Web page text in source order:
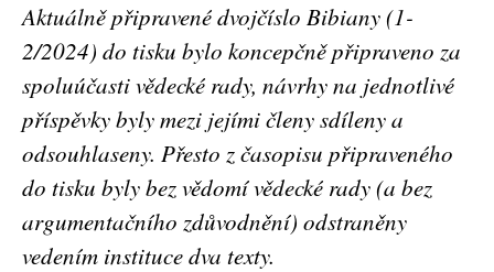
Aktuálně připravené dvojčíslo Bibiany (1-
2/2024) do tisku bylo koncepčně připraveno za
spoluúčasti vědecké rady, návrhy na jednotlivé
příspěvky byly mezi jejími členy sdíleny a
odsouhlaseny. Přesto z časopisu připraveného
do tisku byly bez vědomí vědecké rady (a bez
argumentačního zdůvodnění) odstraněny
vedením instituce dva texty.